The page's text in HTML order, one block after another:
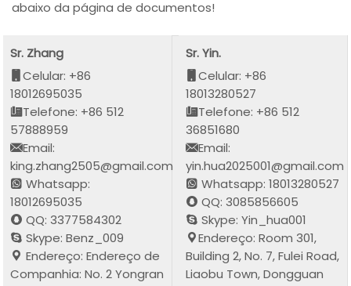
abaixo da página de documentos!
Sr. Zhang
Celular: +86
18012695035
Telefone: +86 512
57888959
Email:
king.zhang2505@gmail.com
Whatsapp:
18012695035
QQ: 3377584302
Skype: Benz_009
Endereço: Endereço de
Companhia: No. 2 Yongran
Sr. Yin.
Celular: +86
18013280527
Telefone: +86 512
36851680
Email:
yin.hua2025001@gmail.com
Whatsapp: 18013280527
QQ: 3085856605
Skype: Yin_hua001
Endereço: Room 301,
Building 2, No. 7, Fulei Road,
Liaobu Town, Dongguan